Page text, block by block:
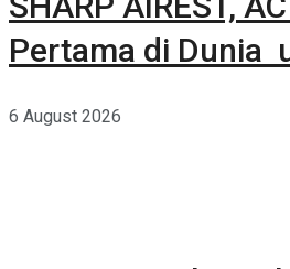
Pertama di Dunia
6 August 2026